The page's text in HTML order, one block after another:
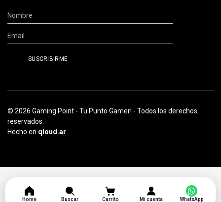
© 2026 Gaming Point - Tu Punto Gamer! - Todos los derechos
reservados.
Hecho en qloud.ar
Home Buscar Carrito Mi cuenta